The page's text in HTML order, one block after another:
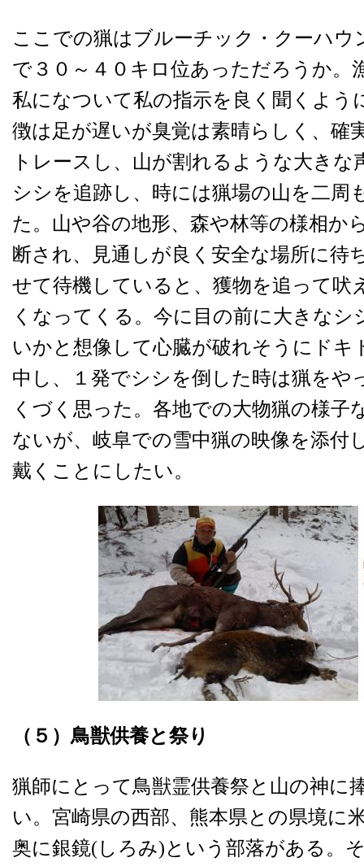
ここでの猟はブルーチック・クーハウ
で３０～４０キロ位あっただろうか。
私になついて私の指示を良く聞くよう
徴は足が遅いが臭覚は素晴らしく、確
トレースし、山が割れるような大き
シシを追跡し、時には猟場の山を二周
た。山や谷の地形、森や林等の様相か
断され、見通しが良く安全な場所に待
せて待機していると、獲物を追って吠
くなってくる。今に目の前に大きな
いかと想像して心臓が破れそうにドキ
中し、１発でシシを倒した時は猟をや
くづく思った。各地での大物猟の様子
ないが、岐阜での雪中猟の映像を添付
戴くことにしたい。
（５） 鳥獣供養と祭り
猟師にとって鳥獣霊供養祭と山の神に
い。宮崎県の西部、熊本県との県境に
奥に銀鏡(しろみ)という部落がある。